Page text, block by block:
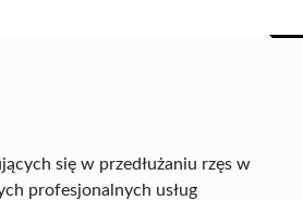
się w przedłużaniu rzęs w
profesjonalnych usług